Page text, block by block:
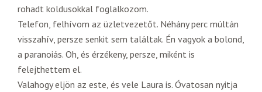
rohadt koldusokkal foglalkozom.
Telefon, felhívom az üzletvezetőt. Néhány perc múltán
visszahív, persze senkit sem találtak. Én vagyok a bolond,
a paranoiás. Oh, és érzékeny, persze, miként is
felejthettem el.
Valahogy eljön az este, és vele Laura is. Óvatosan nyitja